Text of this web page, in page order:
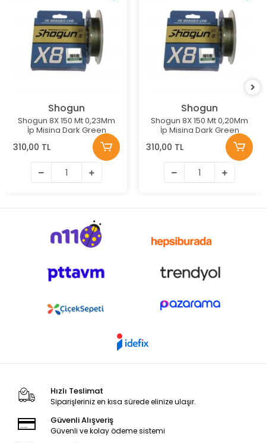
Shogun
Shogun 8X 150 Mt 0,23Mm
İp Misina Dark Green
310,00 TL
Shogun
Shogun 8X 150 Mt 0,20Mm
İp Misina Dark Green
310,00 TL
Hızlı Teslimat
Siparişleriniz en kısa sürede elinize ulaşır.
Güvenli Alışveriş
Güvenli ve kolay ödeme sistemi